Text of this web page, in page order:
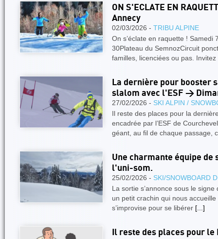
ON S'ECLATE EN
Annecy
02/03/2026 - TRIBU ALPINE
On s’éclate en raquette ! Samedi
30Plateau du SemnozCircuit
familles, licenciées ou pas. Invitez
La dernière pour booster
slalom avec l'ESF >
27/02/2026 - SKI ALPIN /
Il reste des places pour la
encadrée par l’ESF de
géant, au fil de chaque passage,
Une charmante équipe
l'uni-som.
25/02/2026 - SKI/SNOWBOARD
La sortie s’annonce sous le
un petit crachin qui nous
s’improvise pour se libérer [...]
Il reste des places pour le